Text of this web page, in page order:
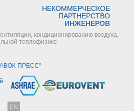
НЕКОММЕРЧЕСКОЕ
ПАРТНЕРСТВО
ИНЖЕНЕРОВ
кондиционированию воздуха,
теплофизике
ПРЕСС"
EN